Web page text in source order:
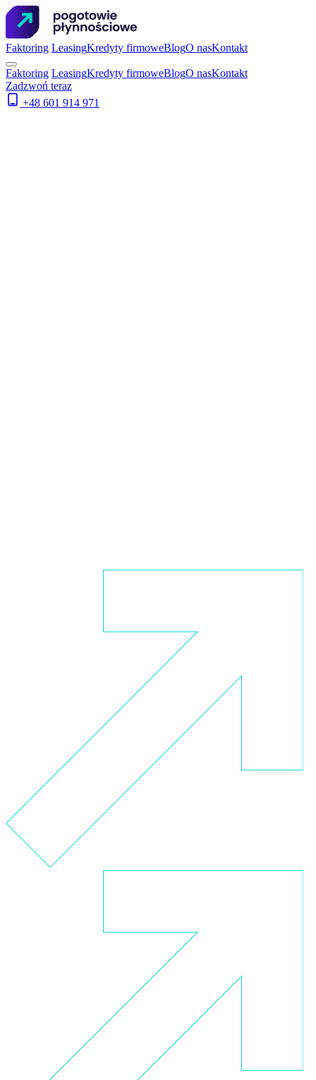
Faktoring LeasingKredyty firmoweBlogO nasKontakt
Faktoring LeasingKredyty firmoweBlogO nasKontakt
Zadzwoń teraz
+48 601 914 971